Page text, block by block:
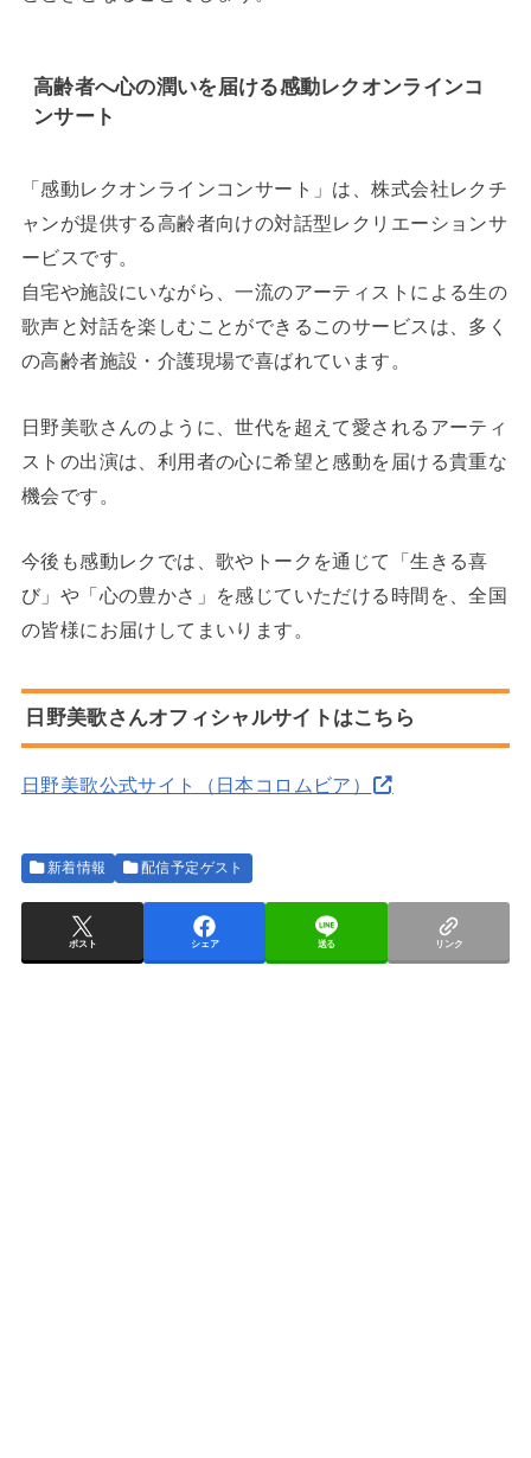
高齢者へ心の潤いを届ける感動レクオンラインコ
ンサート
「感動レクオンラインコンサート」は、株式会社レクチ
ャンが提供する高齢者向けの対話型レクリエーションサ
ービスです。
自宅や施設にいながら、一流のアーティストによる生の
歌声と対話を楽しむことができるこのサービスは、多く
の高齢者施設・介護現場で喜ばれています。
日野美歌さんのように、世代を超えて愛されるアーティ
ストの出演は、利用者の心に希望と感動を届ける貴重な
機会です。
今後も感動レクでは、歌やトークを通じて「生きる喜
び」や「心の豊かさ」を感じていただける時間を、全国
の皆様にお届けしてまいります。
日野美歌さんオフィシャルサイトはこちら
日野美歌公式サイト（日本コロムビア）
新着情報 配信予定ゲスト
ポスト シェア 送る リンク